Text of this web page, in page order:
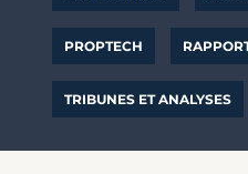
PROPTECH
TRIBUNES ET ANALYSES